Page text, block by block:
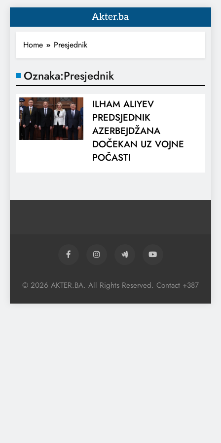
Akter.ba
Home Presjednik
Oznaka:Presjednik
ILHAM ALIYEV
PREDSJEDNIK
AZERBEJDŽANA
DOČEKAN UZ VOJNE
POČASTI
© 2026 AKTER.BA. All Rights Reserved. Contact +387